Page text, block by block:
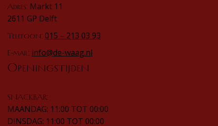
Adres: Markt 11
2611 GP Delft
Telefoon: 015 – 213 03 93
E-mail: info@de-waag.nl
Openingstijden
SNACKBAR:
MAANDAG: 11:00 TOT 00:00
DINSDAG: 11:00 TOT 00:00